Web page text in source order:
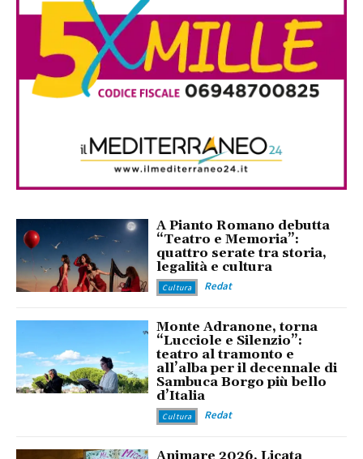
A Pianto Romano debutta
“Teatro e Memoria”:
quattro serate tra storia,
legalità e cultura
Cultura Redat
Monte Adranone, torna
“Lucciole e Silenzio”:
teatro al tramonto e
all’alba per il decennale di
Sambuca Borgo più bello
d’Italia
Cultura Redat